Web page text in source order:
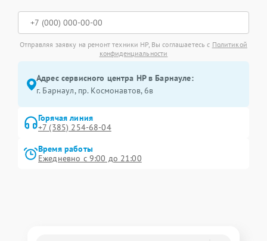
Отправляя заявку на ремонт техники HP, Вы соглашаетесь с Политикой
конфиденциальности
Адрес сервисного центра HP в Барнауле:
г. Барнаул, ​пр. Космонавтов, 6в
Горячая линия
+7 (385) 254-68-04
Время работы
Ежедневно с 9:00 до 21:00